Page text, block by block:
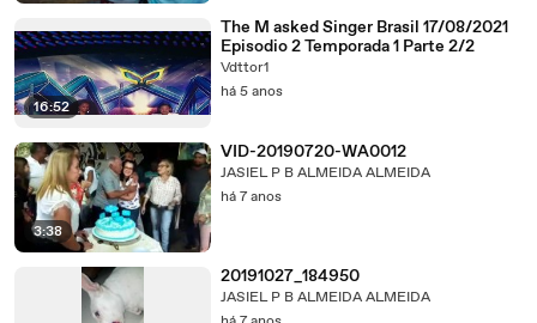
16:52
The M asked Singer Brasil 17/08/2021
Episodio 2 Temporada 1 Parte 2/2
Vdttor1
há 5 anos
3:38
VID-20190720-WA0012
JASIEL P B ALMEIDA ALMEIDA
há 7 anos
20191027_184950
JASIEL P B ALMEIDA ALMEIDA